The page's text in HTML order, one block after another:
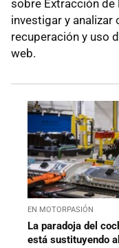
sobre Extracción de
investigar y analizar
recuperación y uso
web.
EN MOTORPASIÓN
La paradoja del
está sustituyendo